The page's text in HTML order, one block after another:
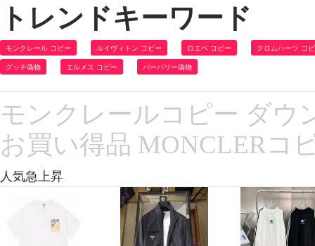
トレンドキーワード
モンクレール コピー ルイヴィトン コピー ロエベ コピー クロムハーツ コ
グッチ偽物 エルメス コピー バーバリー偽物
モンクレールコピー ダウ
お買い得品 MONCLERコ
人気急上昇